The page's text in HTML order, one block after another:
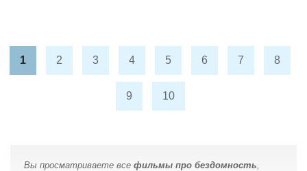
1 2 3 4 5 6 7 8
9 10
Вы просматриваете все фильмы про бездомность,